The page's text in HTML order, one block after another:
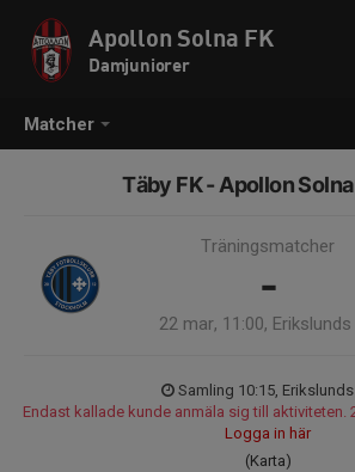
Matcher
Apollon Solna FK
Damjuniorer
Täby FK - Apollon Solna
Träningsmatcher
-
22 mar, 11:00, Erikslunds
Samling 10:15, Erikslunds
Endast kallade kunde anmäla sig till aktiviteten.
Logga in här
(Karta)